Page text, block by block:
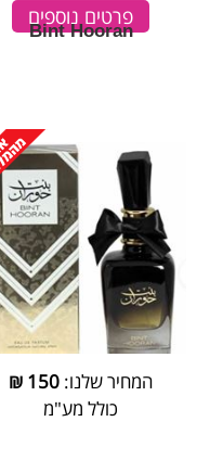
פרטים נוספים
Bint Hooran
המחיר שלנו: 150
₪
כולל מע"מ